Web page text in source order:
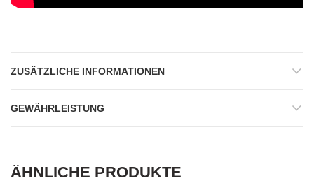
ZUSÄTZLICHE INFORMATIONEN
GEWÄHRLEISTUNG
ÄHNLICHE PRODUKTE